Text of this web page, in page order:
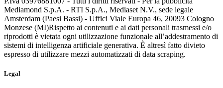
Mediamond S.p.A. - RTI S.p.A., Mediaset N.V., sede legale
Amsterdam (Paesi Bassi) - Uffici Viale Europa 46, 20093 Cologno
Monzese (MI)Rispetto ai contenuti e ai dati personali trasmessi e/o
riprodotti è vietata ogni utilizzazione funzionale all’addestramento di
sistemi di intelligenza artificiale generativa. È altresì fatto divieto
espresso di utilizzare mezzi automatizzati di data scraping.
Legal